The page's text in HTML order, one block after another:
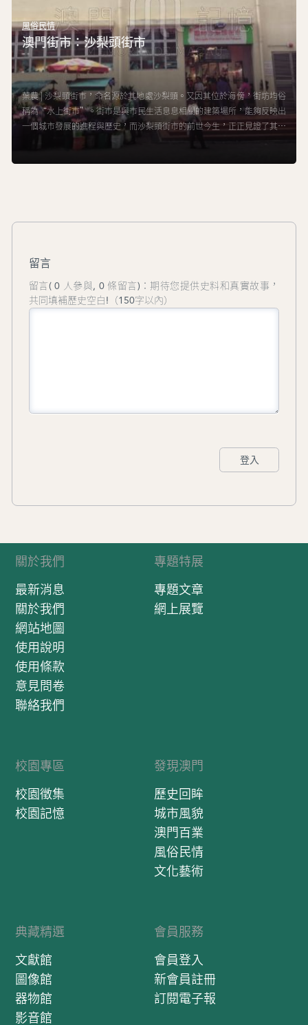
風俗民情
澳門街市：沙梨頭街市
葉農 | 沙梨頭街市，命名源於其地處沙梨頭。又因其位於海傍，街坊均俗
稱為“水上街市”。街市是與市民生活息息相關的建築場所，能夠反映出
一個城市發展的進程與歷史，而沙梨頭街市的前世今生，正正見證了其所
留言
留言( 0 人參與, 0 條留言)：期待您提供史料和真實故事，
共同填補歷史空白!（150字以內）
登入
關於我們
最新消息
關於我們
網站地圖
使用說明
使用條款
意見問卷
聯絡我們
專題特展
專題文章
網上展覽
校園專區
校園徵集
校園記憶
發現澳門
歷史回眸
城市風貌
澳門百業
風俗民情
文化藝術
典藏精選
文獻館
圖像館
器物館
影音館
會員服務
會員登入
新會員註冊
訂閱電子報